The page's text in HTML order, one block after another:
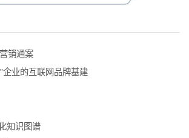
销通案
企业的互联网品牌基建
知识图谱